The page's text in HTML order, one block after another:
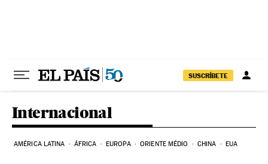
SUSCRÍBETE
Internacional
AMÉRICA LATINA ÁFRICA EUROPA ORIENTE MÉDIO CHINA EUA